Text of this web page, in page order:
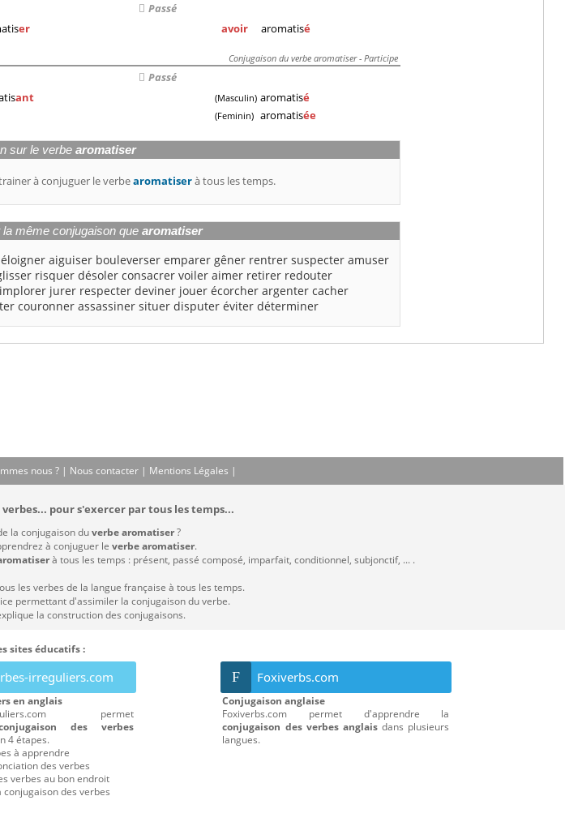
er
Passé
avoir
aromatisé
Conjugaison du verbe aromatiser - Participe
ant
Passé
(Masculin) aromatisé
(Feminin) aromatisée
sur le verbearomatiser
à conjuguer le verbearomatiserà tous les temps.
même conjugaison quearomatiser
éloigner aiguiser bouleverser emparer gêner rentrer suspecter amuser
risquer désoler consacrer voiler aimer retirer redouter
implorer jurer respecter deviner jouer écorcher argenter cacher
couronner assassiner situer disputer éviter déterminer
nous ? | Nous contacter | Mentions Légales |
pour s'exercer par tous les temps...
la conjugaison duverbe aromatiser?
à conjuguer le verbe aromatiser.
à tous les temps : présent, passé composé, imparfait, conditionnel, subjonctif, ... .
les verbes de la langue française à tous les temps.
permettant d'assimiler la conjugaison du verbe.
la construction des conjugaisons.
sites éducatifs :
irreguliers.com
en anglais
permet
des verbes
4 étapes.
à apprendre
des verbes
verbes au bon endroit
conjugaison des verbes
F Foxiverbs.com
Conjugaison anglaise
Foxiverbs.com permet d'apprendre la
conjugaison des verbes anglaisdans plusieurs
langues.